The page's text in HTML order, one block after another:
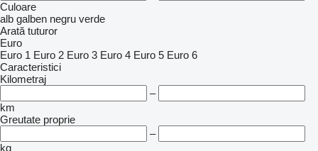
Culoare
alb galben negru verde
Arată tuturor
Euro
Euro 1 Euro 2 Euro 3 Euro 4 Euro 5 Euro 6
Caracteristici
Kilometraj
–
km
Greutate proprie
–
kg